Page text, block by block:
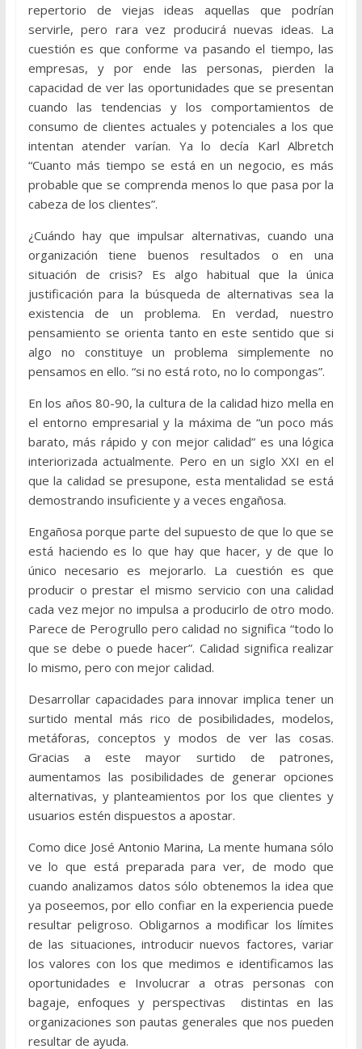
repertorio de viejas ideas aquellas que podrían
servirle, pero rara vez producirá nuevas ideas. La
cuestión es que conforme va pasando el tiempo, las
empresas, y por ende las personas, pierden la
capacidad de ver las oportunidades que se presentan
cuando las tendencias y los comportamientos de
consumo de clientes actuales y potenciales a los que
intentan atender varían. Ya lo decía Karl Albretch
“Cuanto más tiempo se está en un negocio, es más
probable que se comprenda menos lo que pasa por la
cabeza de los clientes”.
¿Cuándo hay que impulsar alternativas, cuando una
organización tiene buenos resultados o en una
situación de crisis? Es algo habitual que la única
justificación para la búsqueda de alternativas sea la
existencia de un problema. En verdad, nuestro
pensamiento se orienta tanto en este sentido que si
algo no constituye un problema simplemente no
pensamos en ello. “si no está roto, no lo compongas”.
En los años 80-90, la cultura de la calidad hizo mella en
el entorno empresarial y la máxima de “un poco más
barato, más rápido y con mejor calidad” es una lógica
interiorizada actualmente. Pero en un siglo XXI en el
que la calidad se presupone, esta mentalidad se está
demostrando insuficiente y a veces engañosa.
Engañosa porque parte del supuesto de que lo que se
está haciendo es lo que hay que hacer, y de que lo
único necesario es mejorarlo. La cuestión es que
producir o prestar el mismo servicio con una calidad
cada vez mejor no impulsa a producirlo de otro modo.
Parece de Perogrullo pero calidad no significa “todo lo
que se debe o puede hacer”. Calidad significa realizar
lo mismo, pero con mejor calidad.
Desarrollar capacidades para innovar implica tener un
surtido mental más rico de posibilidades, modelos,
metáforas, conceptos y modos de ver las cosas.
Gracias a este mayor surtido de patrones,
aumentamos las posibilidades de generar opciones
alternativas, y planteamientos por los que clientes y
usuarios estén dispuestos a apostar.
Como dice José Antonio Marina, La mente humana sólo
ve lo que está preparada para ver, de modo que
cuando analizamos datos sólo obtenemos la idea que
ya poseemos, por ello confiar en la experiencia puede
resultar peligroso. Obligarnos a modificar los límites
de las situaciones, introducir nuevos factores, variar
los valores con los que medimos e identificamos las
oportunidades e Involucrar a otras personas con
bagaje, enfoques y perspectivas distintas en las
organizaciones son pautas generales que nos pueden
resultar de ayuda.